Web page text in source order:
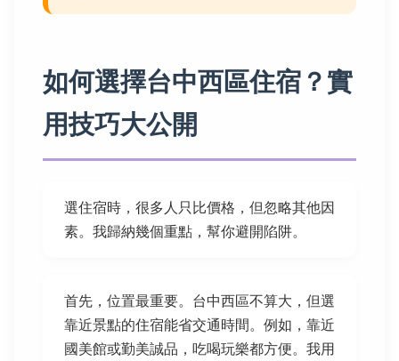
如何選擇台中西區住宿？實
用技巧大公開
選住宿時，很多人只比價格，但忽略其他因
素。我歸納幾個重點，幫你避開陷阱。
首先，位置最重要。台中西區不算大，但選
靠近景點的住宿能省交通時間。例如，靠近
國美館或勤美誠品，吃喝玩樂都方便。我用